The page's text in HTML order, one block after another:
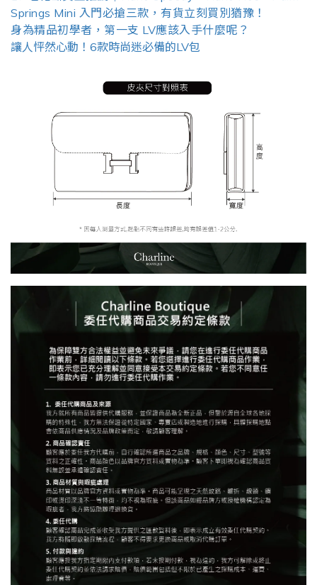
Springs Mini 入門必搶三款，有貨立刻買別猶豫！
身為精品初學者，第一支 LV應該入手什麼呢？
讓人怦然心動！6款時尚迷必備的LV包